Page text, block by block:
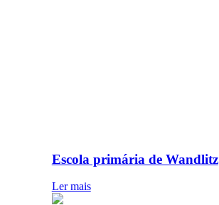
Escola primária de Wandlitz
Ler mais